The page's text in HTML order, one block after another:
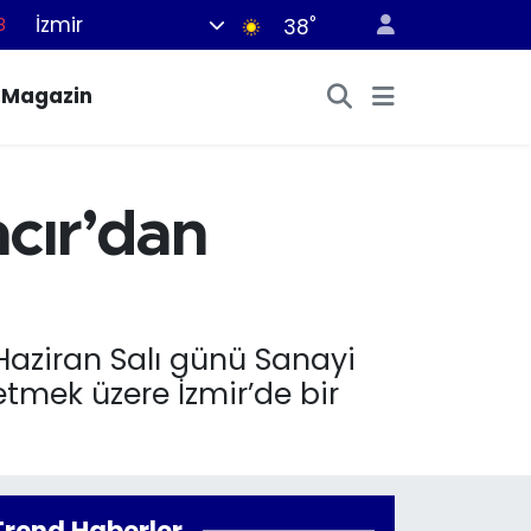
İzmir 38°
Magazin
Salı günü Sanayi
üzere İzmir’de bir